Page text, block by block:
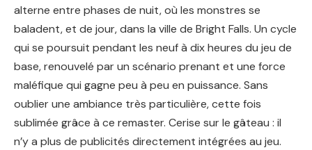
alterne entre phases de nuit, où les monstres se
baladent, et de jour, dans la ville de Bright Falls. Un cycle
qui se poursuit pendant les neuf à dix heures du jeu de
base, renouvelé par un scénario prenant et une force
maléfique qui gagne peu à peu en puissance. Sans
oublier une ambiance très particulière, cette fois
sublimée grâce à ce remaster. Cerise sur le gâteau : il
n’y a plus de publicités directement intégrées au jeu.